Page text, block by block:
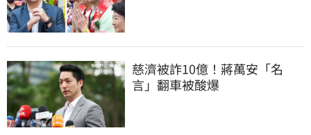
慈濟被詐10億！蔣萬安「名
言」翻車被酸爆